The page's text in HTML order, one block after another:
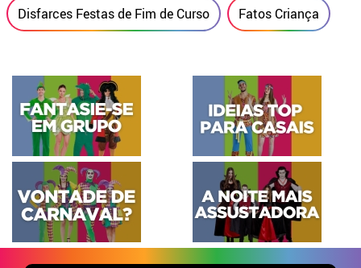
Disfarces Festas de Fim de Curso Fatos Criança